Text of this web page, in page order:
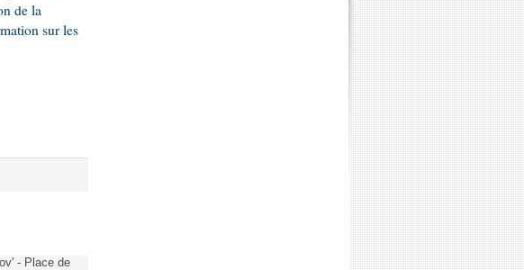
de la
sur les
- Place de